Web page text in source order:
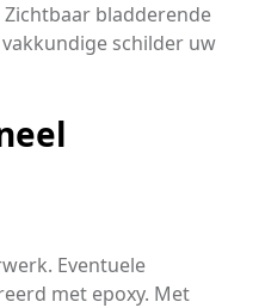
bladderende
schilder uw
Eventuele
met epoxy. Met